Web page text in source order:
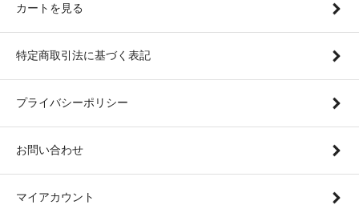
カートを見る
特定商取引法に基づく表記
プライバシーポリシー
お問い合わせ
マイアカウント